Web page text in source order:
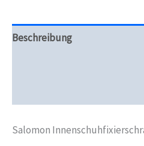
Beschreibung
Salomon